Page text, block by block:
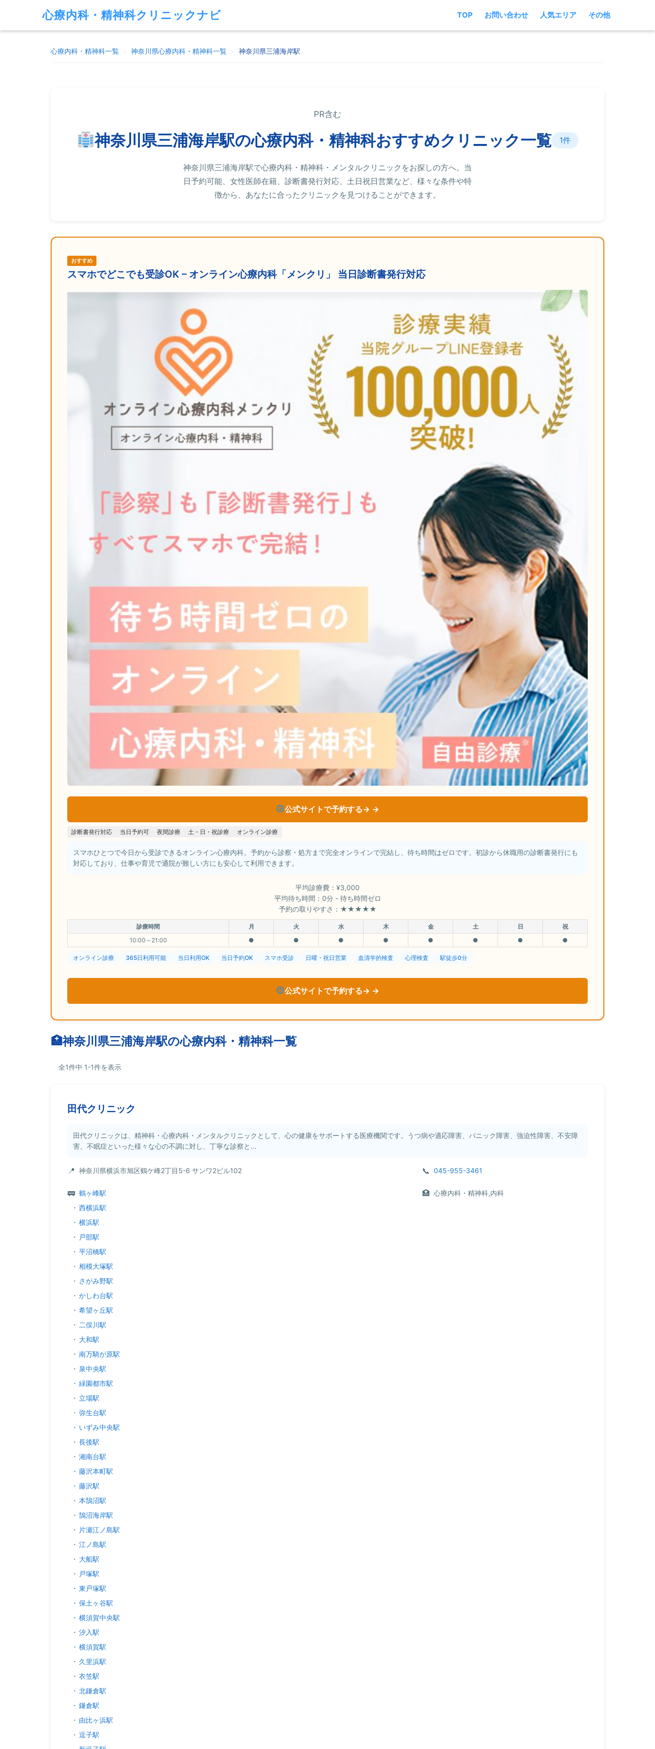
心療内科・精神科クリニックナビ TOP お問い合わせ 人気エリア その他
心療内科・精神科一覧 神奈川県心療内科・精神科一覧 神奈川県三浦海岸駅
PR含む
神奈川県三浦海岸駅の心療内科・精神科おすすめクリニック一覧 1件
神奈川県三浦海岸駅で心療内科・精神科・メンタルクリニックをお探しの方へ。当
日予約可能、女性医師在籍、診断書発行対応、土日祝日営業など、様々な条件や特
徴から、あなたに合ったクリニックを見つけることができます。
おすすめ
スマホでどこでも受診OK – オンライン心療内科「メンクリ」 当日診断書発行対応
公式サイトで予約する→
診断書発行対応 当日予約可 夜間診療 土・日・祝診療 オンライン診療
スマホひとつで今日から受診できるオンライン心療内科。予約から診察・処方まで完全オンラインで完結し、待ち時間はゼロです。初診から休職用の診断書発行にも
対応しており、仕事や育児で通院が難しい方にも安心して利用できます。
平均診療費：¥3,000
平均待ち時間：0分 - 待ち時間ゼロ
予約の取りやすさ：★★★★★
診療時間 月 火 水 木 金 土 日
祝
10:00～21:00
● ● ● ● ● ● ● ●
オンライン診療 365日利用可能 当日利用OK 当日予約OK スマホ受診 日曜・祝日営業 血清学的検査 心理検査 駅徒歩0分
公式サイトで予約する→
神奈川県三浦海岸駅の心療内科・精神科一覧
全1件中 1-1件を表示
田代クリニック
田代クリニックは、精神科・心療内科・メンタルクリニックとして、心の健康をサポートする医療機関です。うつ病や適応障害、パニック障害、強迫性障害、不安障
害、不眠症といった様々な心の不調に対し、丁寧な診察と...
神奈川県横浜市旭区鶴ケ峰2丁目5-6 サンワ2ビル102 045-955-3461
鶴ヶ峰駅
・ 西横浜駅
・ 横浜駅
・ 戸部駅
・ 平沼橋駅
・ 相模大塚駅
・ さがみ野駅
・ かしわ台駅
・ 希望ヶ丘駅
・ 二俣川駅
・ 大和駅
・ 南万騎が原駅
・ 泉中央駅
・ 緑園都市駅
・ 立場駅
・ 弥生台駅
・ いずみ中央駅
・ 長後駅
・ 湘南台駅
・ 藤沢本町駅
・ 藤沢駅
・ 本鵠沼駅
・ 鵠沼海岸駅
・ 片瀬江ノ島駅
・ 江ノ島駅
・ 大船駅
・ 戸塚駅
・ 東戸塚駅
・ 保土ヶ谷駅
・ 横須賀中央駅
・ 汐入駅
・ 横須賀駅
・ 久里浜駅
・ 衣笠駅
・ 北鎌倉駅
・ 鎌倉駅
・ 由比ヶ浜駅
・ 逗子駅
心療内科・精神科,内科